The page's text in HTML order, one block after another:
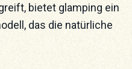
bietet glamping ein
das die natürliche